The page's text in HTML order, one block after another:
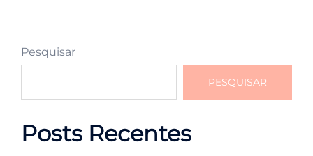
Pesquisar
PESQUISAR
Posts Recentes